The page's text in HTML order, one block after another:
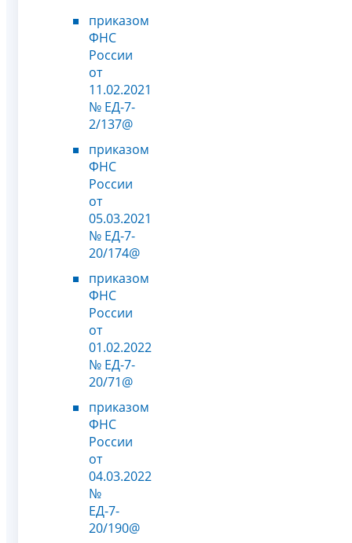
приказом
ФНС
России
от
11.02.2021
№ ЕД-7-
2/137@
приказом
ФНС
России
от
05.03.2021
№ ЕД-7-
20/174@
приказом
ФНС
России
от
01.02.2022
№ ЕД-7-
20/71@
приказом
ФНС
России
от
04.03.2022
№
ЕД-7-
20/190@